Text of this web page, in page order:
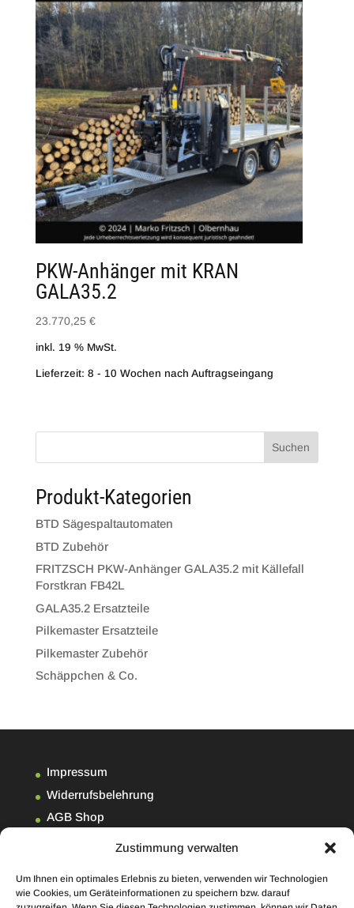
Zustimmung verwalten
Um Ihnen ein optimales Erlebnis zu bieten, verwenden wir Technologien
wie Cookies, um Geräteinformationen zu speichern bzw. darauf
PKW-Anhänger mit KRAN
GALA35.2
23.770,25 €
inkl. 19 % MwSt.
Lieferzeit: 8 - 10 Wochen nach Auftragseingang
Suchen
Produkt-Kategorien
BTD Sägespaltautomaten
BTD Zubehör
FRITZSCH PKW-Anhänger GALA35.2 mit Källefall
Forstkran FB42L
GALA35.2 Ersatzteile
Pilkemaster Ersatzteile
Pilkemaster Zubehör
Schäppchen & Co.
Impressum
Widerrufsbelehrung
AGB Shop
Cookie-Richtlinie (EU)